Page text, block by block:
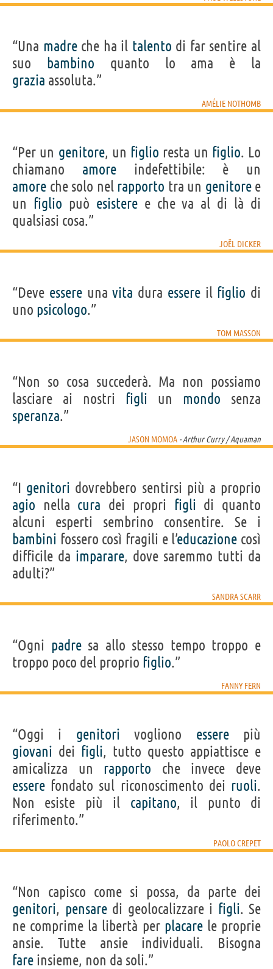
“Una madreche ha il talento di far sentire al
suo bambino quanto lo ama è la
grazia assoluta.”
AMÉLIE NOTHOMB
“Per un genitore, un figlio resta un figlio. Lo
chiamano amoreindefettibile: è un
amore che solo nel rapporto tra un genitoree
un figlio può esisteree che va al di là di
qualsiasi cosa.”
JOËL DICKER
“Deve essereunavita dura essereil figlio di
uno psicologo.”
TOM MASSON
“Non so cosa succederà. Ma non possiamo
lasciare ai nostri figli un mondo senza
speranza.”
JASON MOMOA - Arthur Curry / Aquaman
“I genitori dovrebbero sentirsi più a proprio
agio nella cura dei propri figli di quanto
alcuni esperti sembrino consentire. Se i
bambini fossero così fragili e l’educazione così
difficile da imparare, dove saremmo tutti da
adulti?”
SANDRA SCARR
“Ogni padresa allo stesso tempo troppo e
troppo poco del proprio figlio.”
FANNY FERN
“Oggi i genitori vogliono esserepiù
giovani dei figli, tutto questo appiattisce e
amicalizza un rapporto che invece deve
essere fondato sul riconoscimento dei ruoli.
Non esiste più il capitano, il punto di
riferimento.”
PAOLO CREPET
“Non capisco come si possa, da parte dei
genitori, pensaredi geolocalizzare i figli. Se
ne comprime la libertà per placarele proprie
ansie. Tutte ansie individuali. Bisogna
fare insieme, non da soli.”